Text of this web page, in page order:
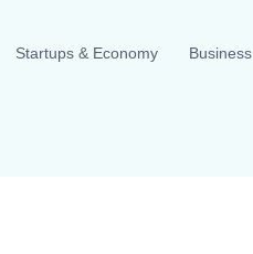
Startups & Economy Business